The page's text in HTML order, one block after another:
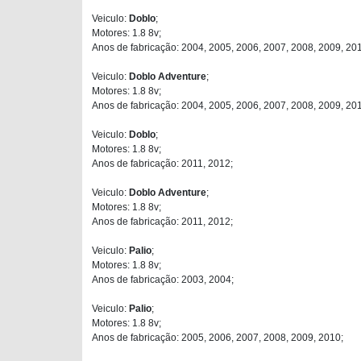
Veiculo: Doblo;
Motores: 1.8 8v;
Anos de fabricação: 2004, 2005, 2006, 2007, 2008, 2009,
Veiculo: Doblo Adventure;
Motores: 1.8 8v;
Anos de fabricação: 2004, 2005, 2006, 2007, 2008, 2009,
Veiculo: Doblo;
Motores: 1.8 8v;
Anos de fabricação: 2011, 2012;
Veiculo: Doblo Adventure;
Motores: 1.8 8v;
Anos de fabricação: 2011, 2012;
Veiculo: Palio;
Motores: 1.8 8v;
Anos de fabricação: 2003, 2004;
Veiculo: Palio;
Motores: 1.8 8v;
Anos de fabricação: 2005, 2006, 2007, 2008, 2009, 2010;